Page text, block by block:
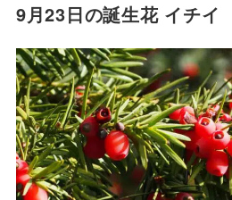
9月23日の誕生花 イチイ